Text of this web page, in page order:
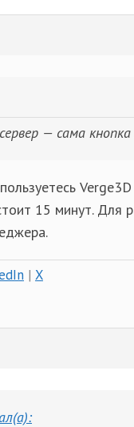
— сама
15 минут. Для
| X